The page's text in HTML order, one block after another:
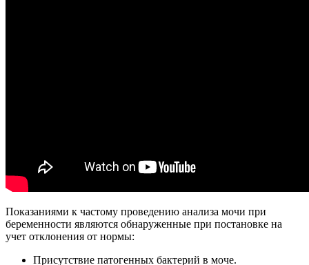
Показаниями к частому проведению анализа мочи при
беременности являются обнаруженные при постановке на
учет отклонения от нормы:
Присутствие патогенных бактерий в моче.